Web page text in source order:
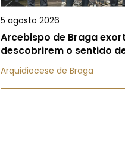
5 agosto 2026
Arcebispo de Braga
descobrirem o sentido
Arquidiocese de Braga